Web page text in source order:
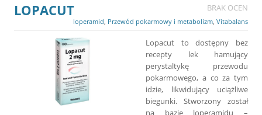
LOPACUT BRAK OCEN
loperamid Przewód pokarmowy i metabolizm Vitabalans
Lopacut to dostępny bez
recepty lek hamujący
perystaltykę przewodu
pokarmowego, a co za tym
idzie, likwidujący uciążliwe
biegunki. Stworzony został
na bazie loperamidu –